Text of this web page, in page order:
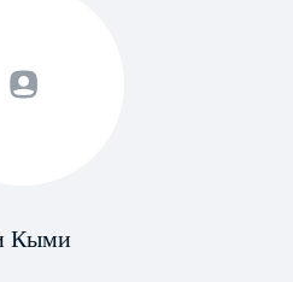
Кыми